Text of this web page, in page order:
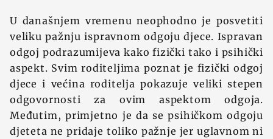
U današnjem vremenu neophodno je posvetiti
veliku pažnju ispravnom odgoju djece. Ispravan
odgoj podrazumijeva kako fizički tako i psihički
aspekt. Svim roditeljima poznat je fizički odgoj
djece i većina roditelja pokazuje veliki stepen
odgovornosti za ovim aspektom odgoja.
Međutim, primjetno je da se psihičkom odgoju
djeteta ne pridaje toliko pažnje jer uglavnom ni